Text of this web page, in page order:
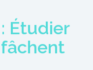
Étudier